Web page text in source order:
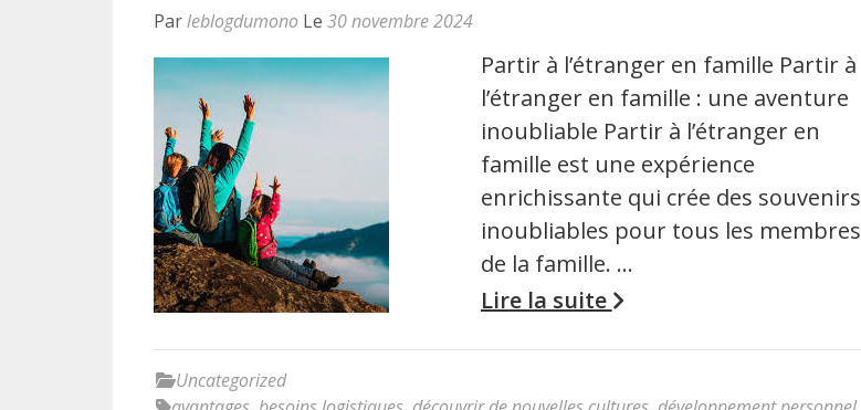
Parleblogdumono Le 30 novembre 2024
Partir à l’étranger en famille Partir à
l’étranger en famille : une aventure
inoubliable Partir à l’étranger en
famille est une expérience
enrichissante qui crée des souvenirs
inoubliables pour tous les membres
de la famille. …
Lire la suite
Uncategorized